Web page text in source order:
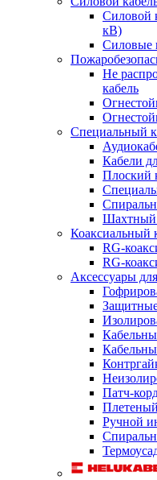
Силовой
кВ)
Силовые
Не
кабель
Специальный
Кабели
Плоский
Шахтный
Коаксиальный
RG-
RG-
Аксессуары
Патч-
Ручной